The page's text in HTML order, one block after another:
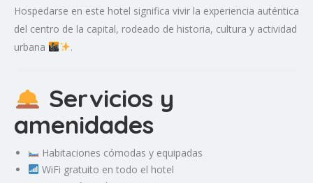
Hospedarse en este hotel significa vivir la experiencia auténtica
del centro de la capital, rodeado de historia, cultura y actividad
urbana
.
Servicios y
amenidades
Habitaciones cómodas y equipadas
WiFi gratuito en todo el hotel